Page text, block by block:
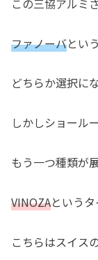
この三協アルミ
ファノーバとい
どちらか選択に
しかしショール
もう一つ種類が
VINOZAという
こちらはスイス